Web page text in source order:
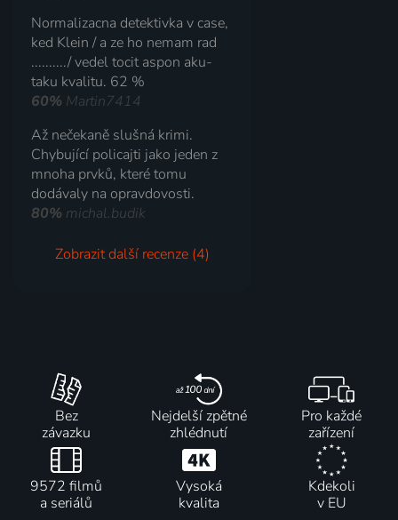
Normalizacna detektivka v case,
ked Klein / a ze ho nemam rad
........../ vedel tocit aspon aku-
taku kvalitu. 62 %
60% Martin7414
Až nečekaně slušná krimi.
Chybující policajti jako jeden z
mnoha prvků, které tomu
dodávaly na opravdovosti.
80% michal.budik
Zobrazit další recenze (4)
Bez
závazku
Nejdelší zpětné
zhlédnutí
Pro každé
zařízení
9572 filmů
a seriálů
Vysoká
kvalita
Kdekoli
v EU